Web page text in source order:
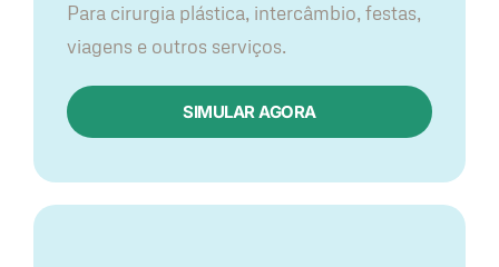
Para cirurgia plástica, intercâmbio, festas,
viagens e outros serviços.
SIMULAR AGORA